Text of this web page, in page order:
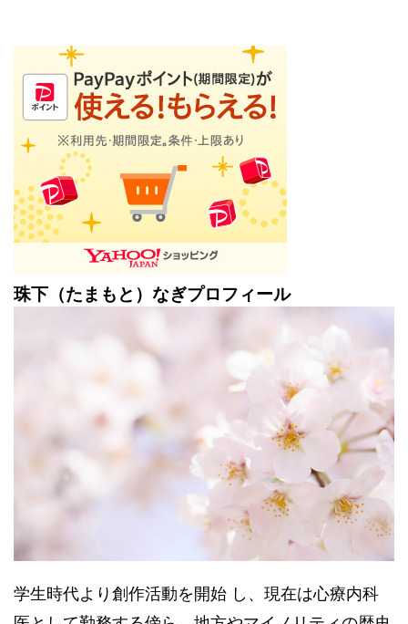
珠下（たまもと）なぎプロフィール
学生時代より創作活動を開始 し、現在は心療内科